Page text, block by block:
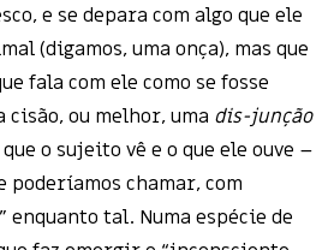
e se depara com algo que ele
(digamos, uma onça), mas que
fala com ele como se fosse
cisão, ou melhor, uma dis-junção
o sujeito vê e o que ele ouve –
poderíamos chamar, com
enquanto tal. Numa espécie de